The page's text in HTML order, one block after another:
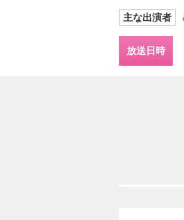
主な出演者
放送日時